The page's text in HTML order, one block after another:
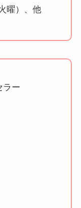
曜）、他
ラー